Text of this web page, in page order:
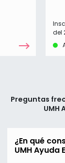
del
Preguntas
UMH
¿En qué
UMH